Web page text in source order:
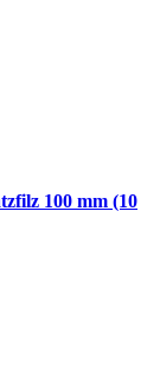
100 mm (10